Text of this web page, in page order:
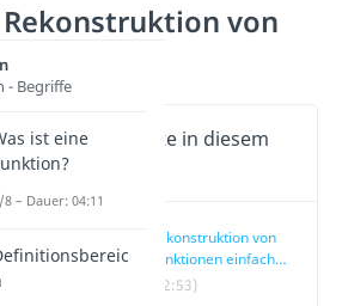
Rekonstruktion von
Funktionen
Wichtige Inhalte in diesem
Video
Rekonstruktion von
Funktionen einfach
erklärt
(02:53)
- Begriffe
ist eine
8 – Dauer: 04:11